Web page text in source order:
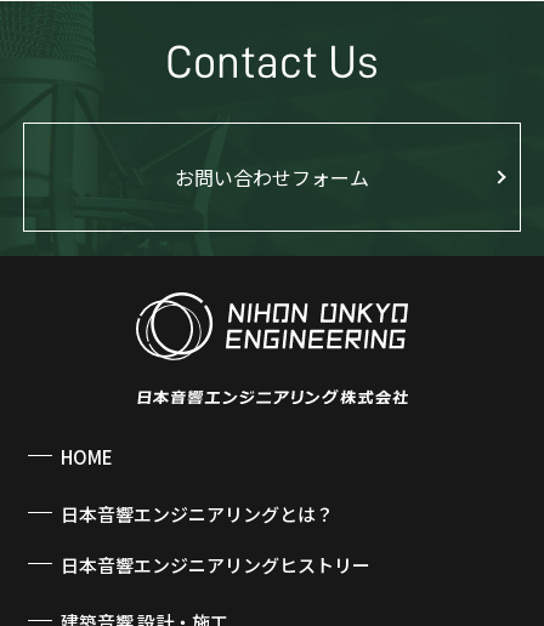
Contact Us
お問い合わせフォーム
HOME
日本音響エンジニアリングとは？
日本音響エンジニアリングヒストリー